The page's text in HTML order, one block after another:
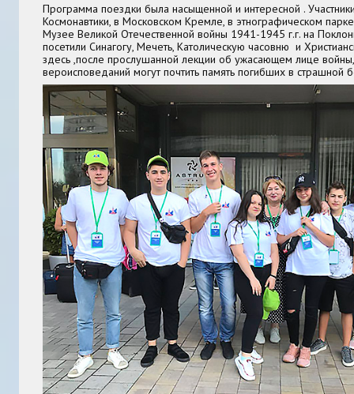
Программа поездки была насыщенной и интересной .
Космонавтики, в Московском Кремле, в этнографическом
Музее Великой Отечественной войны 1941-1945 г.г. на
посетили Синагогу, Мечеть, Католическую часовню и
здесь ,после прослушанной лекции об ужасающем лице
вероисповеданий могут почтить память погибших в страшной